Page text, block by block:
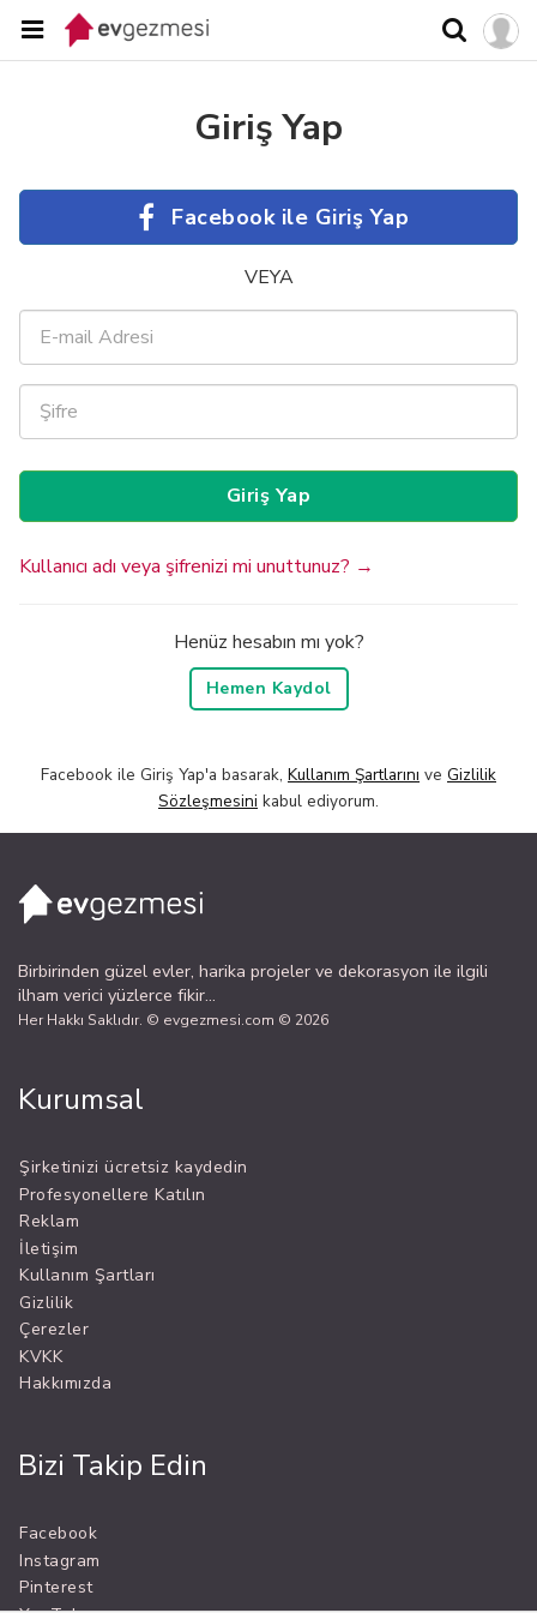
Giriş Yap
Facebook ile Giriş Yap
VEYA
Kullanıcı adı veya şifrenizi mi unuttunuz? →
Henüz hesabın mı yok?
Hemen Kaydol
Facebook ile Giriş Yap'a basarak, Kullanım Şartlarını ve Gizlilik
Sözleşmesini kabul ediyorum.
Birbirinden güzel evler, harika projeler ve dekorasyon ile ilgili
ilham verici yüzlerce fikir...
Her Hakkı Saklıdır. © evgezmesi.com © 2026
Kurumsal
Şirketinizi ücretsiz kaydedin
Profesyonellere Katılın
Reklam
İletişim
Kullanım Şartları
Gizlilik
Çerezler
KVKK
Hakkımızda
Bizi Takip Edin
Facebook
Instagram
Pinterest